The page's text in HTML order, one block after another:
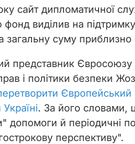
сайт дипломатичної
фонд виділив на
загальну суму
представник Євросоюзу
і політики безпеки
. За його словами,
допомоги й періодичні
перспективу".